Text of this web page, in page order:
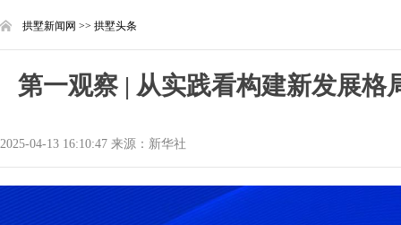
拱墅新闻网 >> 拱墅头条
第一观察 | 从实践看构建新发展格
2025-04-13 16:10:47 来源：新华社